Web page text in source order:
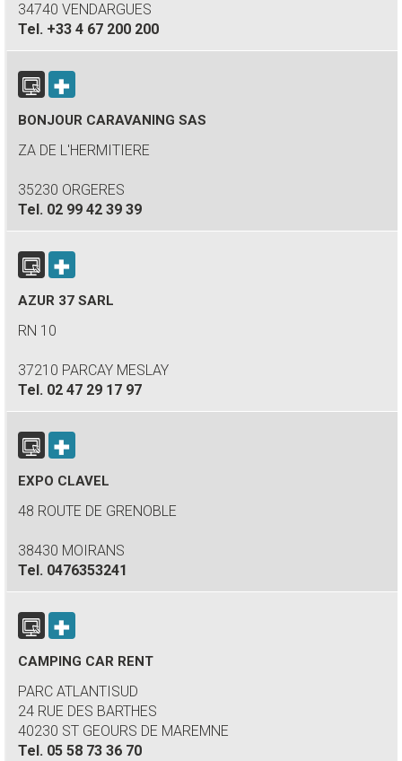
34740 VENDARGUES
Tel. +33 4 67 200 200
BONJOUR CARAVANING SAS
ZA DE L'HERMITIERE
35230 ORGERES
Tel. 02 99 42 39 39
AZUR 37 SARL
RN 10
37210 PARCAY MESLAY
Tel. 02 47 29 17 97
EXPO CLAVEL
48 ROUTE DE GRENOBLE
38430 MOIRANS
Tel. 0476353241
CAMPING CAR RENT
PARC ATLANTISUD
24 RUE DES BARTHES
40230 ST GEOURS DE MAREMNE
Tel. 05 58 73 36 70